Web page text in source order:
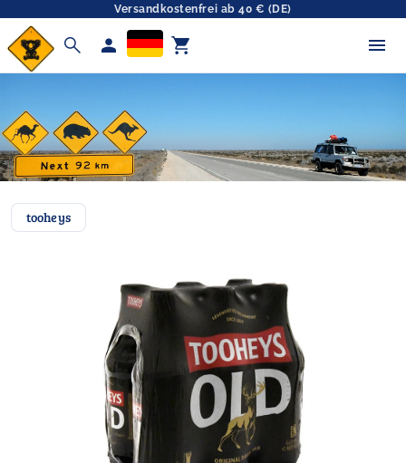
Versandkostenfrei ab 40 € (DE)
search person shopping_cart
tooheys